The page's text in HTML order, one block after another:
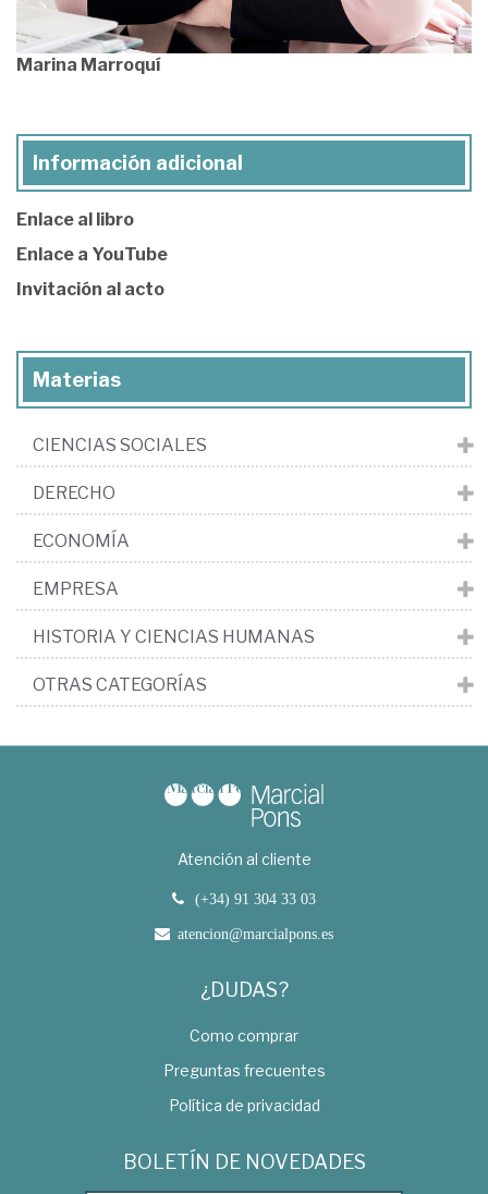
Marina Marroquí
Información adicional
Enlace al libro
Enlace a YouTube
Invitación al acto
Materias
CIENCIAS SOCIALES
DERECHO
ECONOMÍA
EMPRESA
HISTORIA Y CIENCIAS HUMANAS
OTRAS CATEGORÍAS
Atención al cliente
(+34) 91 304 33 03
atencion@marcialpons.es
¿DUDAS?
Como comprar
Preguntas frecuentes
Política de privacidad
BOLETÍN DE NOVEDADES